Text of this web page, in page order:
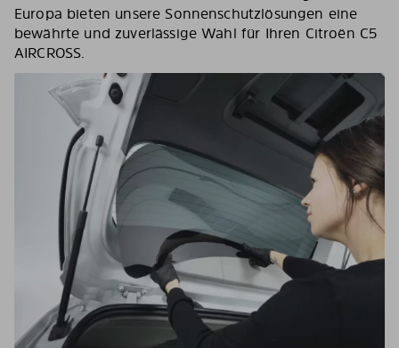
Europa bieten unsere Sonnenschutzlösungen eine
bewährte und zuverlässige Wahl für Ihren Citroën C5
AIRCROSS.